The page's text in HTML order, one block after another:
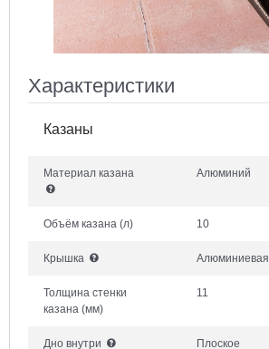
Характеристики
Казаны
Материал казана Алюминий
Объём казана (л) 10
Крышка Алюминиевая
Толщина стенки
казана (мм)
11
Дно внутри Плоское